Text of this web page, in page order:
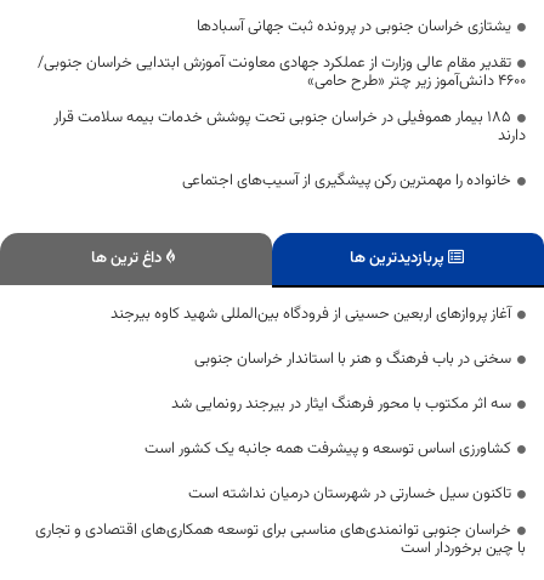
یشتازی خراسان جنوبی در پرونده ثبت جهانی آسبادها
تقدیر مقام عالی وزارت از عملکرد جهادی معاونت آموزش ابتدایی خراسان جنوبی/
۴۶۰۰ دانش‌آموز زیر چتر «طرح حامی»
۱۸۵ بیمار هموفیلی در خراسان جنوبی تحت پوشش خدمات بیمه سلامت قرار
دارند
خانواده را مهمترین رکن پیشگیری از آسیب‌های اجتماعی
پربازدیدترین ها داغ ترین ها
آغاز پروازهای اربعین حسینی از فرودگاه بین‌المللی شهید کاوه بیرجند
سخنی در باب فرهنگ و هنر با استاندار خراسان جنوبی
سه اثر مکتوب با محور فرهنگ ایثار در بیرجند رونمایی شد
کشاورزى اساس توسعه و پیشرفت همه جانبه یک کشور است
تاکنون سیل خسارتی در شهرستان درمیان نداشته است
خراسان جنوبی توانمندی‌های مناسبی برای توسعه همکاری‌های اقتصادی و تجاری
با چین برخوردار است